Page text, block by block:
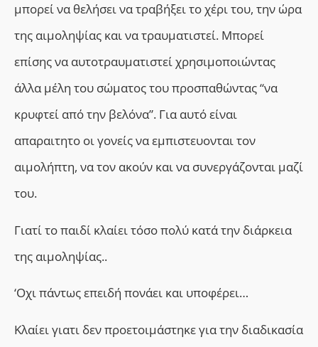
μπορεί να θελήσει να τραβήξει το χέρι του, την ώρα
της αιμοληψίας και να τραυματιστεί. Μπορεί
επίσης να αυτοτραυματιστεί χρησιμοποιώντας
άλλα μέλη του σώματος του προσπαθώντας “να
κρυφτεί από την βελόνα”. Για αυτό είναι
απαραιτητο οι γονείς να εμπιστευονται τον
αιμολήπτη, να τον ακούν και να συνεργάζονται μαζί
του.
Γιατί το παιδί κλαίει τόσο πολύ κατά την διάρκεια
της αιμοληψίας..
‘Οχι πάντως επειδή πονάει και υποφέρει…
Κλαίει γιατι δεν προετοιμάστηκε για την διαδικασία